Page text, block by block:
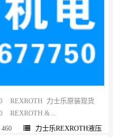
REXROTH 力士乐原装现货
REXROTH &...
460 力士乐REXROTH液压